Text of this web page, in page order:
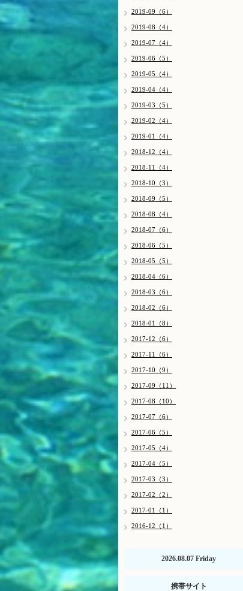
2019-09（6）
2019-08（4）
2019-07（4）
2019-06（5）
2019-05（4）
2019-04（4）
2019-03（5）
2019-02（4）
2019-01（4）
2018-12（4）
2018-11（4）
2018-10（3）
2018-09（5）
2018-08（4）
2018-07（6）
2018-06（5）
2018-05（5）
2018-04（6）
2018-03（6）
2018-02（6）
2018-01（8）
2017-12（6）
2017-11（6）
2017-10（9）
2017-09（11）
2017-08（10）
2017-07（6）
2017-06（5）
2017-05（4）
2017-04（5）
2017-03（3）
2017-02（2）
2017-01（1）
2016-12（1）
2026.08.07 Friday
携帯サイト